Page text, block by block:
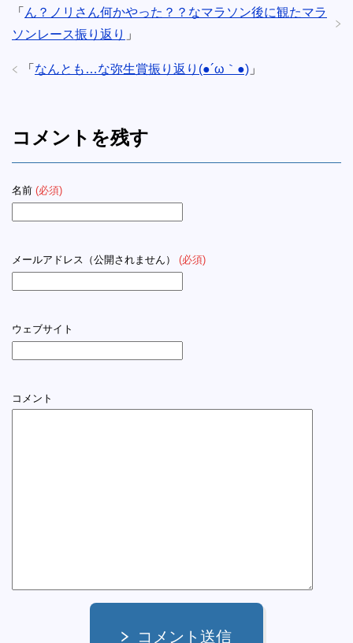
「 ん？ノリさん何かやった？？なマラソン後に観たマラ
ソンレース振り返り 」
「 なんとも…な弥生賞振り返り(●´ω｀●) 」
コメントを残す
名前 (必須)
メールアドレス（公開されません） (必須)
ウェブサイト
コメント
コメント送信